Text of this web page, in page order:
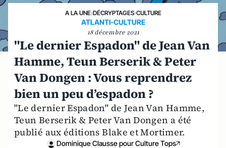
A LA UNE›DÉCRYPTAGES›CULTURE
ATLANTI-CULTURE
18 décembre 2021
"Le dernier Espadon" de Jean Van
Hamme, Teun Berserik & Peter
Van Dongen : Vous reprendrez
bien un peu d’espadon ?
"Le dernier Espadon" de Jean Van Hamme,
Teun Berserik & Peter Van Dongen a été
publié aux éditions Blake et Mortimer.
Dominique Clausse pour Culture Tops